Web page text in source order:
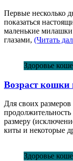
Первые несколько
показаться
маленькие
глазами, (Читать
Здоровье
Возраст кошки
Для своих
размеру
киты и некоторые
Здоровье